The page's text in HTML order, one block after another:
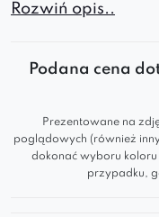
nowoczesne
stabilność,
Dzięki nim
na codzienne
Styl
Rozwiń opis..
Podana cena
Prezentowane na
poglądowych (również
dokonać wyboru
przypadku,